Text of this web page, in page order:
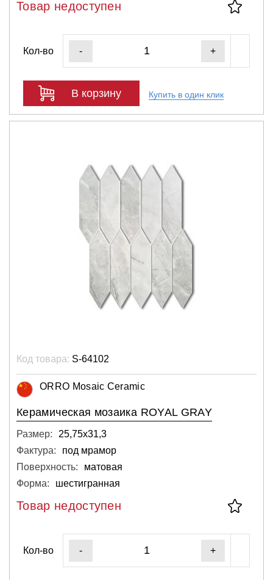
Товар недоступен
Кол-во - +
В корзину Купить в один клик
Код товара: S-64102
ORRO Mosaic Ceramic
Керамическая мозаика ROYAL GRAY
Размер:
25,75х31,3
Фактура:
под мрамор
Поверхность:
матовая
Форма:
шестигранная
Товар недоступен
Кол-во - +